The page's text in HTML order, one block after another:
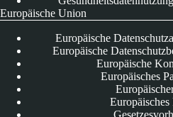
Europäische Union
Europäische
Europäische
Europäische
Europäisches
Europäisches